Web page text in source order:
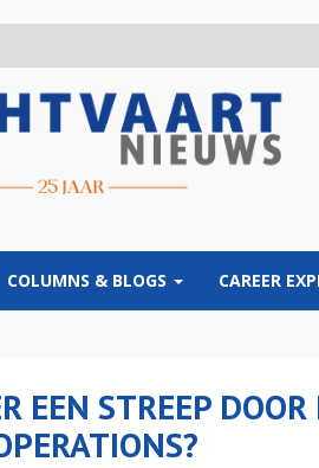
COLUMNS & BLOGS CAREER
EEN STREEP